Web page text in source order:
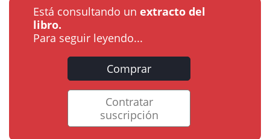
Está consultando un extracto del
libro.
Para seguir leyendo...
Comprar
Contratar
suscripción